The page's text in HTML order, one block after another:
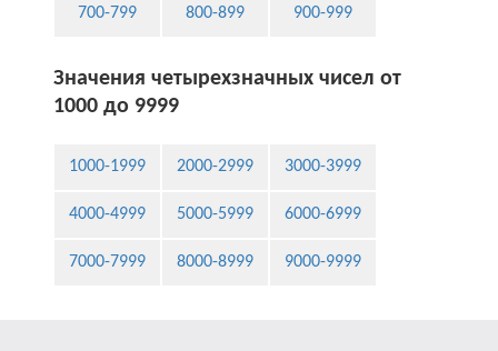
700-799 800-899 900-999
Значения четырехзначных чисел от
1000 до 9999
1000-1999 2000-2999 3000-3999
4000-4999 5000-5999 6000-6999
7000-7999 8000-8999 9000-9999